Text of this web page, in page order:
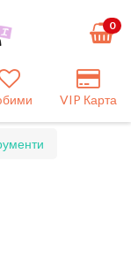
0
VIP Карта